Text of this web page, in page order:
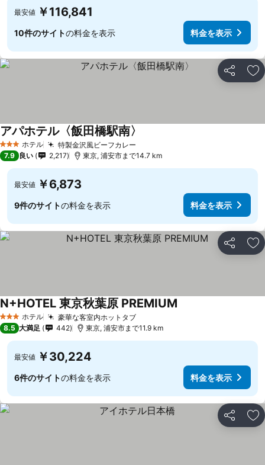
最安値 ￥116,841
10件のサイトの料金を表示 料金を表示
シェア お
3 ホテルのランク
ホテル 特製金沢風ビーフカレー
アパホテル〈飯田橋駅南〉
7.9 良い 2,217 東京, 浦安市まで14.7 km
最安値 ￥6,873
9件のサイトの料金を表示 料金を表示
シェア お
3 ホテルのランク
ホテル 豪華な客室内ホットタブ
N+HOTEL 東京秋葉原 PREMIUM
8.5 大満足 442 東京, 浦安市まで11.9 km
最安値 ￥30,224
6件のサイトの料金を表示 料金を表示
シェア お